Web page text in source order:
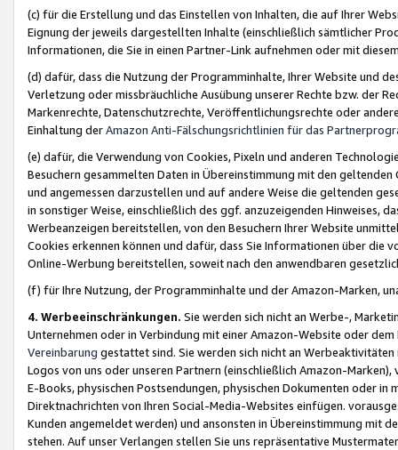
(c) für die Erstellung und das Einstellen von Inhalten, die auf Ihrer
Eignung der jeweils dargestellten Inhalte (einschließlich sämtlicher
Informationen, die Sie in einen Partner-Link aufnehmen oder mit
(d) dafür, dass die Nutzung der Programminhalte, Ihrer Website und
Verletzung oder missbräuchliche Ausübung unserer Rechte bzw. der
Markenrechte, Datenschutzrechte, Veröffentlichungsrechte oder
Einhaltung derAmazon Anti-Fälschungsrichtlinien für das
(e) dafür, die Verwendung von Cookies, Pixeln und anderen
Besuchern gesammelten Daten in Übereinstimmung mit den
und angemessen darzustellen und auf andere Weise die geltenden
in sonstiger Weise, einschließlich des ggf. anzuzeigenden Hinweises,
Werbeanzeigen bereitstellen, von den Besuchern Ihrer Website
Cookies erkennen können und dafür, dass Sie Informationen über die
Online-Werbung bereitstellen, soweit nach den anwendbaren
(f) für Ihre Nutzung, der Programminhalte und der Amazon-Marken,
4. Werbeeinschränkungen. Sie werden sich nicht an Werbe-,
Unternehmen oder in Verbindung mit einer Amazon-Website oder
Vereinbarung gestattet sind. Sie werden sich nicht an
Logos von uns oder unseren Partnern (einschließlich Amazon-
E-Books, physischen Postsendungen, physischen Dokumenten oder in
Direktnachrichten von Ihren Social-Media-Websites einfügen.
Kunden angemeldet werden) und ansonsten in Übereinstimmung mit
stehen. Auf unser Verlangen stellen Sie uns repräsentative